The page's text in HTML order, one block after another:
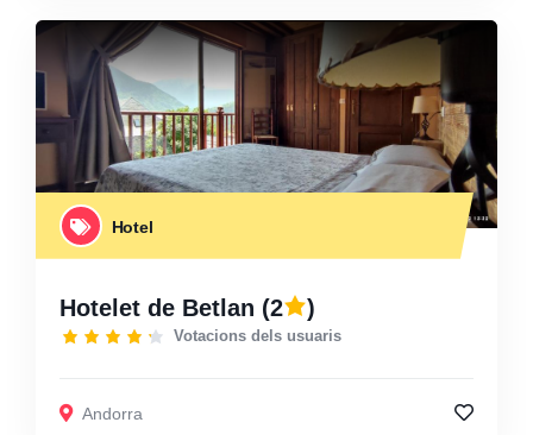
Hotel
Hotelet de Betlan (2 )
Votacions dels usuaris
Andorra